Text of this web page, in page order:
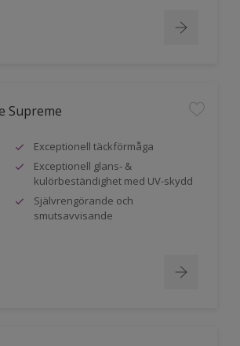
Supreme
Exceptionell täckförmåga
Exceptionell glans- &
kulörbeständighet med UV-skydd
Självrengörande och
smutsavvisande